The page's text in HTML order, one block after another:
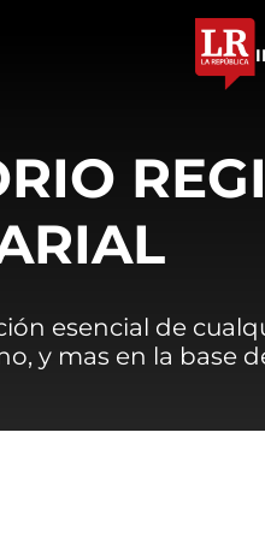
esencial de
y mas en la base